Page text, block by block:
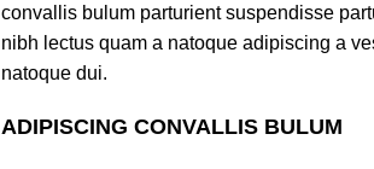
convallis bulum parturient suspendisse
nibh lectus quam a natoque adipiscing a
natoque dui.
ADIPISCING CONVALLIS BULUM